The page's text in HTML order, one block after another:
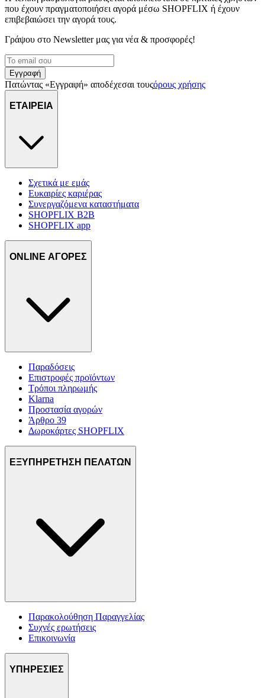
που έχουν πραγματοποιήσει αγορά μέσω SHOPFLIX ή έχουν
επιβεβαιώσει την αγορά τους.
Γράψου στο Νewsletter μας για νέα & προσφορές!
Εγγραφή
Πατώντας «Εγγραφή» αποδέχεσαι τουςόρους χρήσης
ΕΤΑΙΡΕΙΑ
Σχετικά με εμάς
Ευκαιρίες καριέρας
Συνεργαζόμενα καταστήματα
SHOPFLIX B2B
SHOPFLIX app
ONLINE ΑΓΟΡΕΣ
Παραδόσεις
Επιστροφές προϊόντων
Τρόποι πληρωμής
Klarna
Προστασία αγορών
Άρθρο 39
Δωροκάρτες SHOPFLIX
ΕΞΥΠΗΡΕΤΗΣΗ ΠΕΛΑΤΩΝ
Παρακολούθηση Παραγγελίας
Συχνές ερωτήσεις
Επικοινωνία
ΥΠΗΡΕΣΙΕΣ